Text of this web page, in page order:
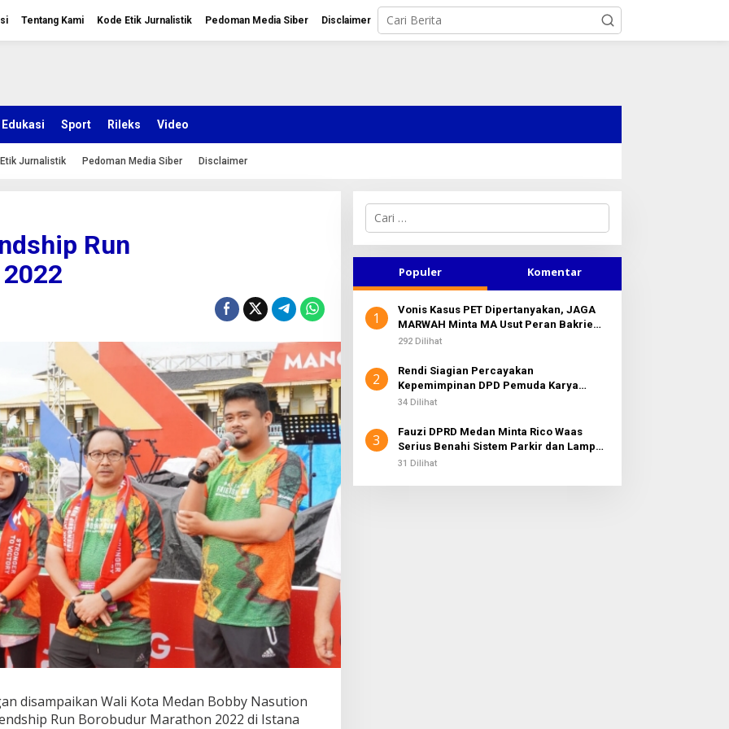
Tentang Kami Kode Etik Jurnalistik Pedoman Media Siber Disclaimer
Edukasi Sport Rileks Video
Etik Jurnalistik Pedoman Media Siber Disclaimer
Run
disampaikan Wali Kota Medan Bobby Nasution
Run Borobudur Marathon 2022 di Istana
C
i
n
u
k
Populer Komentar
1
Vonis Kasus PET Dipertanyakan, JAGA
MARWAH Minta MA Usut Peran Bakrie
Group
292 Dilihat
2
Rendi Siagian Percayakan
Kepemimpinan DPD Pemuda Karya
Nasional Kota Medan kepada Josef
34 Dilihat
3
Fauzi DPRD Medan Minta Rico Waas
Serius Benahi Sistem Parkir dan Lampu
Jalan yang Padam
31 Dilihat